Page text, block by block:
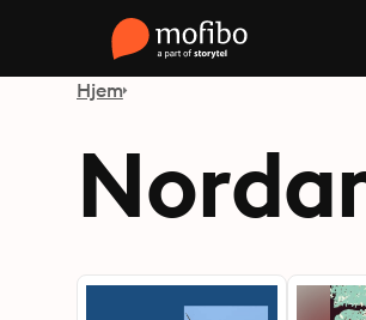
Hjem